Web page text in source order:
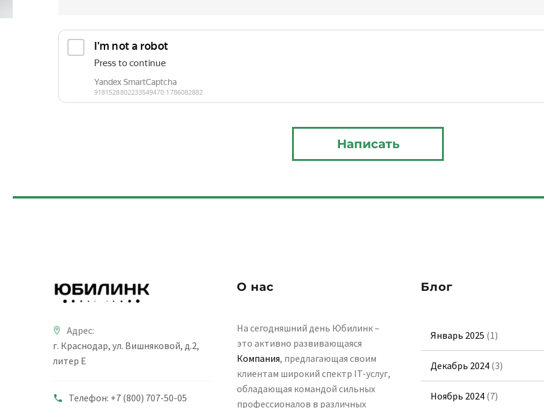
Адрес:
г. Краснодар, ул. Вишняковой, д.2,
литер Е
Телефон: +7 (800) 707-50-05
О нас
На сегодняшний день Юбилинк –
это активно развивающаяся
Компания, предлагающая своим
клиентам широкий спектр IT-услуг,
обладающая командой сильных
профессионалов в различных
Блог
Январь 2025 (1)
Декабрь 2024 (3)
Ноябрь 2024 (7)